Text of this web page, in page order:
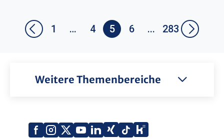
1 … 4 5 6 ... 283
Weitere Themenbereiche
Facebook
Instagram
X
YouTube
LinkedIn
Xing TiktokKununu